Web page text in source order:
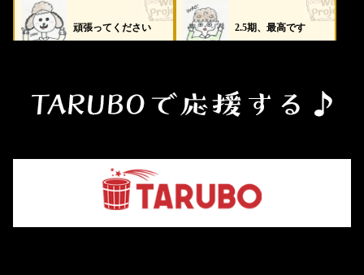
頑張ってください
No.00044
りゅうじ
2.5期、最高です
No.00084
はんちゃん
くるくるのあぴお
めでとう
応援してます！